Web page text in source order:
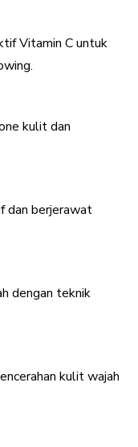
Vitamin C untuk
kulit dan
dan berjerawat
dengan teknik
kulit wajah